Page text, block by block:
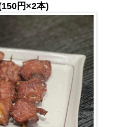
円×2本)